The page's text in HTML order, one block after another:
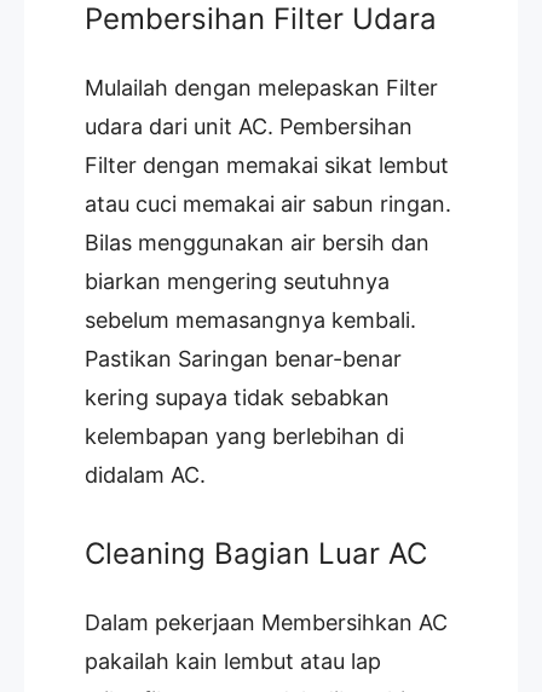
Pembersihan Filter Udara
Mulailah dengan melepaskan Filter
udara dari unit AC. Pembersihan
Filter dengan memakai sikat lembut
atau cuci memakai air sabun ringan.
Bilas menggunakan air bersih dan
biarkan mengering seutuhnya
sebelum memasangnya kembali.
Pastikan Saringan benar-benar
kering supaya tidak sebabkan
kelembapan yang berlebihan di
didalam AC.
Cleaning Bagian Luar AC
Dalam pekerjaan Membersihkan AC
pakailah kain lembut atau lap